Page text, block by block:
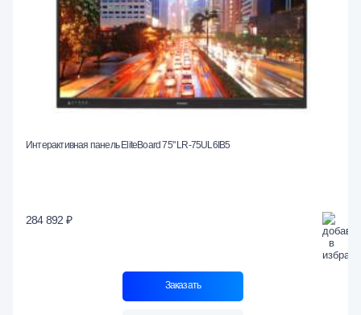
Интерактивная панель EliteBoard 75" LR-75UL6IB5
284 892 ₽
Заказать